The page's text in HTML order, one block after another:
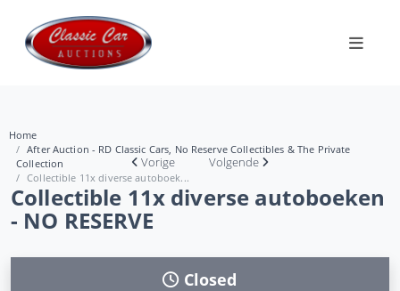
Home
After Auction - RD Classic Cars, No Reserve Collectibles & The Private
Collection
Collectible 11x diverse autoboek...
Vorige Volgende
Collectible 11x diverse autoboeken
- NO RESERVE
Closed